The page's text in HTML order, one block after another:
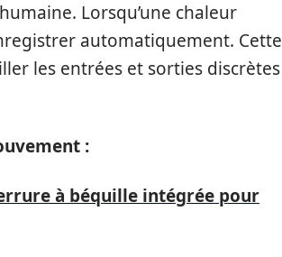
Lorsqu’une chaleur
automatiquement. Cette
les entrées et sorties discrètes
:
à béquille intégrée pour